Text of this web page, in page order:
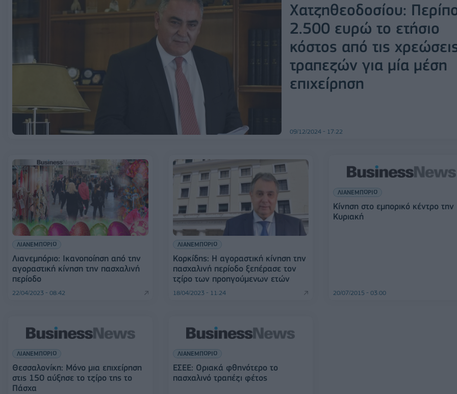
Χατζηθεοδοσίου:
2.500 ευρώ το ετήσιο
κόστος από τις
τραπεζών για μία μέση
επιχείρηση
09/12/2024 - 17:22
ΛΙΑΝΕΜΠΟΡΙΟ
Λιανεμπόριο: Ικανοποίηση από την
αγοραστική κίνηση την πασχαλινή
περίοδο
22/04/2023 - 08:42
ΛΙΑΝΕΜΠΟΡΙΟ
Κορκίδης: Η αγοραστική κίνηση την
πασχαλινή περίοδο ξεπέρασε τον
τζίρο των προηγούμενων ετών
18/04/2023 - 11:24
ΛΙΑΝΕΜΠΟΡΙΟ
Κίνηση στο εμπορικό κέντρο την
Κυριακή
20/07/2015 - 03:00
ΛΙΑΝΕΜΠΟΡΙΟ
Θεσσαλονίκη: Μόνο μια επιχείρηση
στις 150 αύξησε το τζίρο της το
Πάσχα
ΛΙΑΝΕΜΠΟΡΙΟ
ΕΣΕΕ: Οριακά φθηνότερο το
πασχαλινό τραπέζι φέτος